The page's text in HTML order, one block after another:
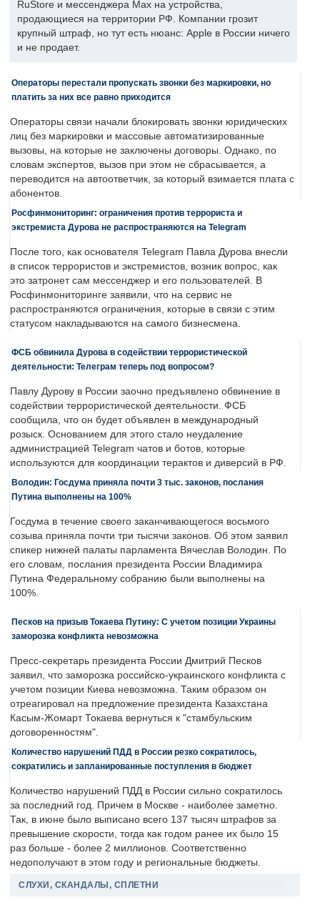
RuStore и мессенджера Max на устройства,
продающиеся на территории РФ. Компании грозит
крупный штраф, но тут есть нюанс: Apple в России ничего
и не продает.
Операторы перестали пропускать звонки без маркировки, но
платить за них все равно приходится
Операторы связи начали блокировать звонки юридических
лиц без маркировки и массовые автоматизированные
вызовы, на которые не заключены договоры. Однако, по
словам экспертов, вызов при этом не сбрасывается, а
переводится на автоответчик, за который взимается плата с
абонентов.
Росфинмониторинг: ограничения против террориста и
экстремиста Дурова не распространяются на Telegram
После того, как основателя Telegram Павла Дурова внесли
в список террористов и экстремистов, возник вопрос, как
это затронет сам мессенджер и его пользователей. В
Росфинмониторинге заявили, что на сервис не
распространяются ограничения, которые в связи с этим
статусом накладываются на самого бизнесмена.
ФСБ обвинила Дурова в содействии террористической
деятельности: Телеграм теперь под вопросом?
Павлу Дурову в России заочно предъявлено обвинение в
содействии террористической деятельности. ФСБ
сообщила, что он будет объявлен в международный
розыск. Основанием для этого стало неудаление
администрацией Telegram чатов и ботов, которые
используются для координации терактов и диверсий в РФ.
Володин: Госдума приняла почти 3 тыс. законов, послания
Путина выполнены на 100%
Госдума в течение своего заканчивающегося восьмого
созыва приняла почти три тысячи законов. Об этом заявил
спикер нижней палаты парламента Вячеслав Володин. По
его словам, послания президента России Владимира
Путина Федеральному собранию были выполнены на
100%.
Песков на призыв Токаева Путину: С учетом позиции Украины
заморозка конфликта невозможна
Пресс-секретарь президента России Дмитрий Песков
заявил, что заморозка российско-украинского конфликта с
учетом позиции Киева невозможна. Таким образом он
отреагировал на предложение президента Казахстана
Касым-Жомарт Токаева вернуться к "стамбульским
договоренностям".
Количество нарушений ПДД в России резко сократилось,
сократились и запланированные поступления в бюджет
Количество нарушений ПДД в России сильно сократилось
за последний год. Причем в Москве - наиболее заметно.
Так, в июне было выписано всего 137 тысяч штрафов за
превышение скорости, тогда как годом ранее их было 15
раз больше - более 2 миллионов. Соответственно
недополучают в этом году и региональные бюджеты.
СЛУХИ, СКАНДАЛЫ, СПЛЕТНИ